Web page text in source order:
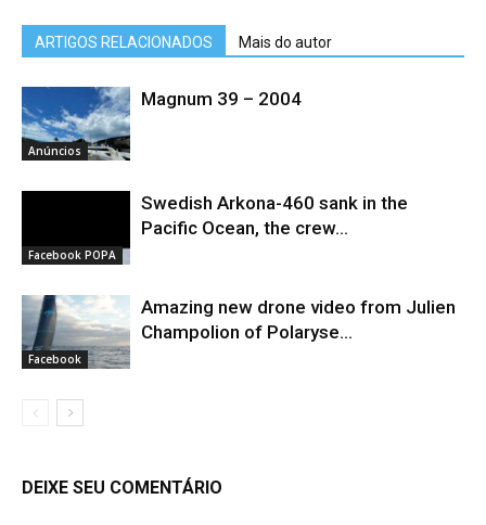
ARTIGOS RELACIONADOS Mais do autor
Anúncios
Magnum 39 – 2004
Facebook POPA
Swedish Arkona-460 sank in the
Pacific Ocean, the crew...
Facebook
Amazing new drone video from Julien
Champolion of Polaryse...
DEIXE SEU COMENTÁRIO